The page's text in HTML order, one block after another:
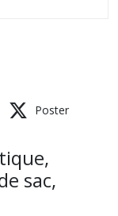
Poster
sac,